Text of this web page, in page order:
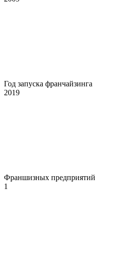
Год запуска франчайзинга
2019
Франшизных предприятий
1